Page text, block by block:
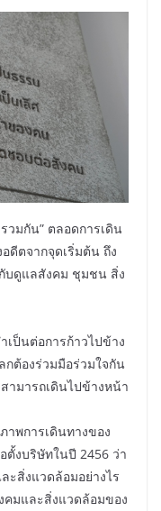
วมกัน” ตลอดการเดิน
ดีตจากจุดเริ่มต้น ถึง
บดูแลสังคม ชุมชน สิ่ง
เป็นต่อการก้าวไปข้าง
ต้องร่วมมือร่วมใจกัน
ามารถเดินไปข้างหน้า
าพการเดินทางของ
ตั้งบริษัทในปี 2456 ว่า
สิ่งแวดล้อมอย่างไร
คมและสิ่งแวดล้อมของ